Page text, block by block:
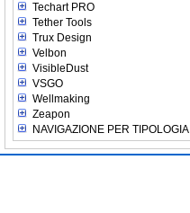
Techart PRO
Tether Tools
Trux Design
Velbon
VisibleDust
VSGO
Wellmaking
Zeapon
NAVIGAZIONE PER TIPOLOGIA